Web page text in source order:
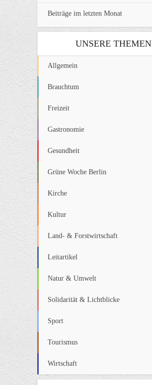
Beiträge im letzten Monat
UNSERE THEMEN
Allgemein
Brauchtum
Freizeit
Gastronomie
Gesundheit
Grüne Woche Berlin
Kirche
Kultur
Land- & Forstwirtschaft
Leitartikel
Natur & Umwelt
Solidarität & Lichtblicke
Sport
Tourismus
Wirtschaft